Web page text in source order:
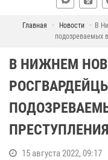
Главная Новости
В
подозреваемых
В НИЖНЕМ
15 августа 2022, 09:17